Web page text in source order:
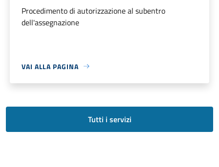
Procedimento di autorizzazione al subentro
dell'assegnazione
VAI ALLA PAGINA
Tutti i servizi